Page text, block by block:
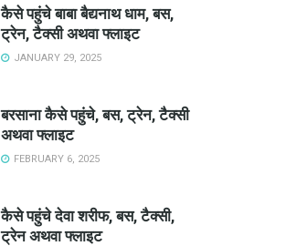
कैसे पहुंचे बाबा बैद्यनाथ धाम, बस,
ट्रेन, टैक्सी अथवा फ्लाइट
JANUARY 29, 2025
बरसाना कैसे पहुंचे, बस, ट्रेन, टैक्सी
अथवा फ्लाइट
FEBRUARY 6, 2025
कैसे पहुंचे देवा शरीफ, बस, टैक्सी,
ट्रेन अथवा फ्लाइट